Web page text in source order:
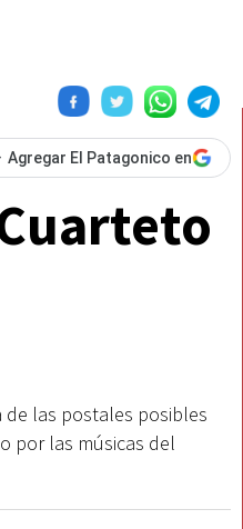
Agregar El Patagonico en
de las postales posibles
por las músicas del